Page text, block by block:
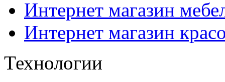
Интернет магазин
Интернет магазин
Технологии